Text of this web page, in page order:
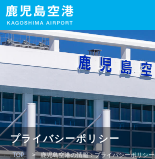
プライバシーポリシー
TOP 鹿児島空港の情報：プライバシーポリシー